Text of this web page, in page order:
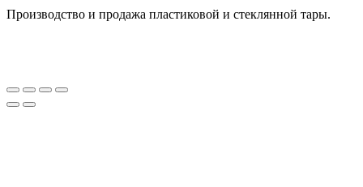
Производство и продажа пластиковой и стеклянной тары.